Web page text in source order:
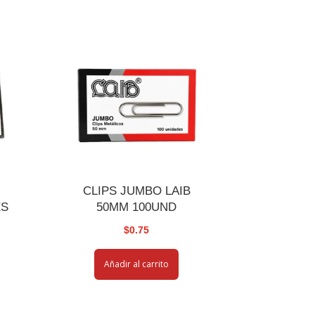
CLIPS JUMBO LAIB
50MM 100UND
$0.75
Añadir al carrito